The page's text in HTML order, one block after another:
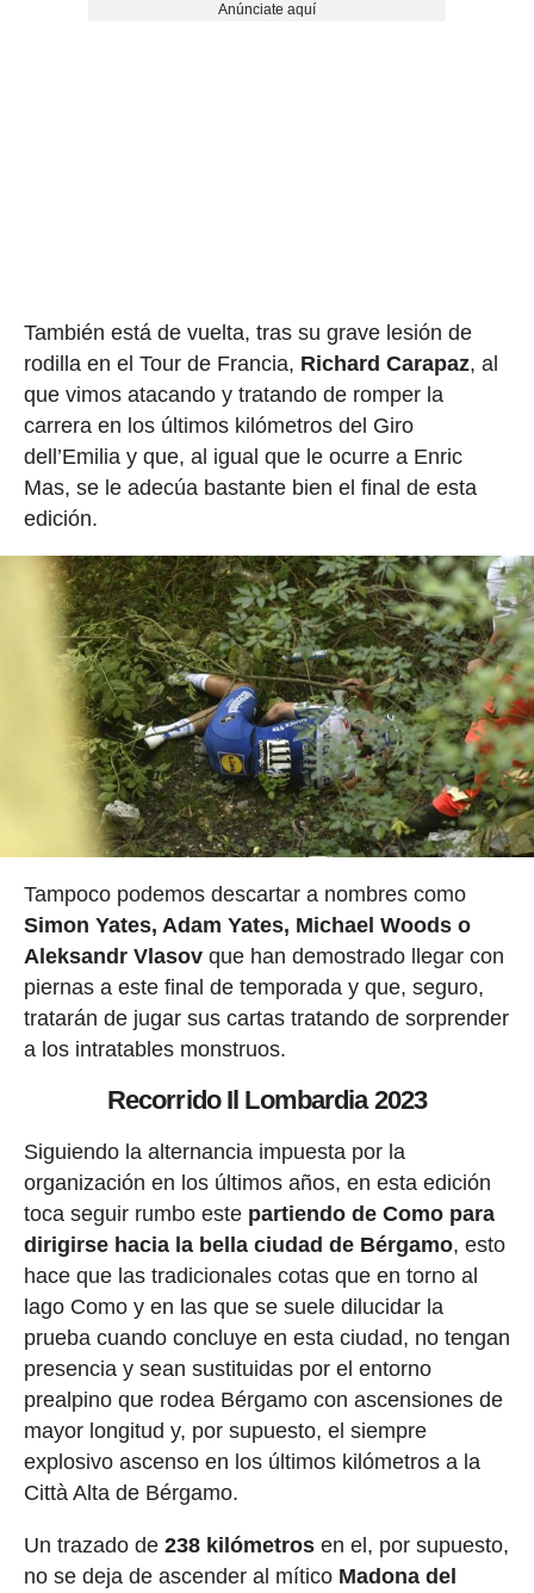
Anúnciate aquí
También está de vuelta, tras su grave lesión de
rodilla en el Tour de Francia, Richard Carapaz, al
que vimos atacando y tratando de romper la
carrera en los últimos kilómetros del Giro
dell’Emilia y que, al igual que le ocurre a Enric
Mas, se le adecúa bastante bien el final de esta
edición.
Tampoco podemos descartar a nombres como
Simon Yates, Adam Yates, Michael Woods o
Aleksandr Vlasovque han demostrado llegar con
piernas a este final de temporada y que, seguro,
tratarán de jugar sus cartas tratando de sorprender
a los intratables monstruos.
Recorrido Il Lombardia 2023
Siguiendo la alternancia impuesta por la
organización en los últimos años, en esta edición
toca seguir rumbo este partiendo de Como para
dirigirse hacia la bella ciudad de Bérgamo, esto
hace que las tradicionales cotas que en torno al
lago Como y en las que se suele dilucidar la
prueba cuando concluye en esta ciudad, no tengan
presencia y sean sustituidas por el entorno
prealpino que rodea Bérgamo con ascensiones de
mayor longitud y, por supuesto, el siempre
explosivo ascenso en los últimos kilómetros a la
Città Alta de Bérgamo.
Un trazado de238 kilómetrosen el, por supuesto,
no se deja de ascender al mítico Madona del